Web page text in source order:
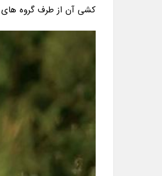
کشی آن از طرف گروه